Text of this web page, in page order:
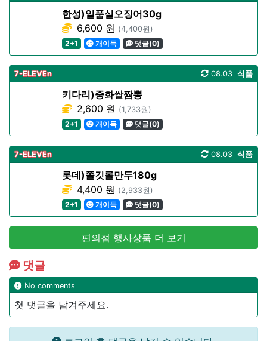
한성)일품실오징어30g
6,600 원 (4,400원)
2+1
개이득 댓글(0)
7-ELEVEn 식품
08.03
키다리)중화쌀짬뽕
2,600 원 (1,733원)
2+1
개이득 댓글(0)
7-ELEVEn 식품
08.03
롯데)쫄깃롤만두180g
4,400 원 (2,933원)
2+1
개이득 댓글(0)
편의점 행사상품 더 보기
댓글
No comments
첫 댓글을 남겨주세요.